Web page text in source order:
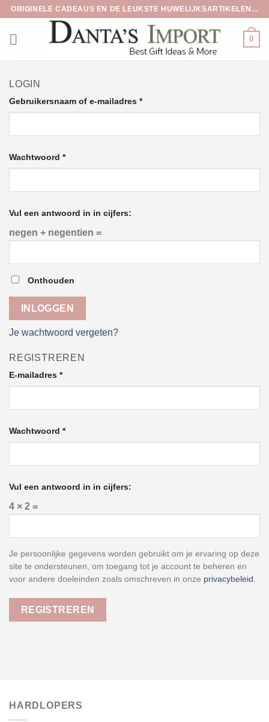
Ga
inhoud
ORIGINELE CADEAUS EN DE LEUKSTE HUWELIJKSARTIKELEN...
0
LOGIN
Gebruikersnaam of e-mailadres *Vereist
Wachtwoord *Vereist
Vul een antwoord in in cijfers:
negen + negentien =
Onthouden
INLOGGEN
Je wachtwoord vergeten?
REGISTREREN
E-mailadres *Vereist
Wachtwoord *Vereist
Vul een antwoord in in cijfers:
4 × 2 =
Je persoonlijke gegevens worden gebruikt om je ervaring op deze
site te ondersteunen, om toegang tot je account te beheren en
voor andere doeleinden zoals omschreven in onze privacybeleid .
REGISTREREN
HARDLOPERS